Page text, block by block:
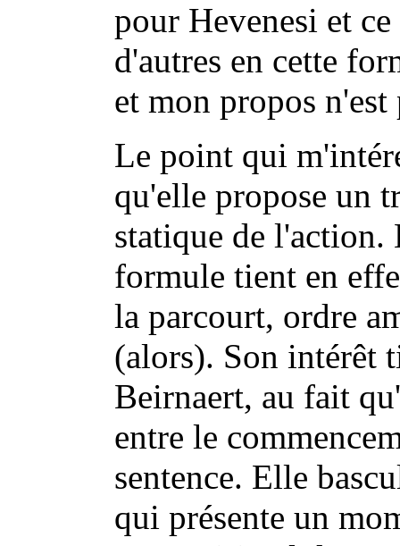
pour Hevenesi et
d'autres en cette
et mon propos
Le point qui
qu'elle propose un
statique de l'action.
formule tient en
la parcourt, ordre
(alors). Son intérêt
Beirnaert, au fait
entre le
sentence. Elle
qui présente un